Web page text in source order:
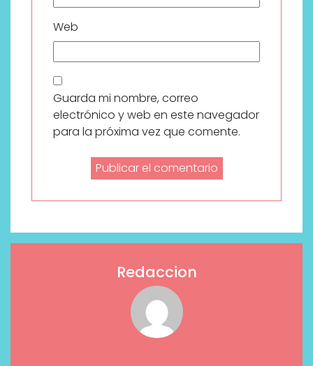
Web
Guarda mi nombre, correo
electrónico y web en este navegador
para la próxima vez que comente.
Redaccion